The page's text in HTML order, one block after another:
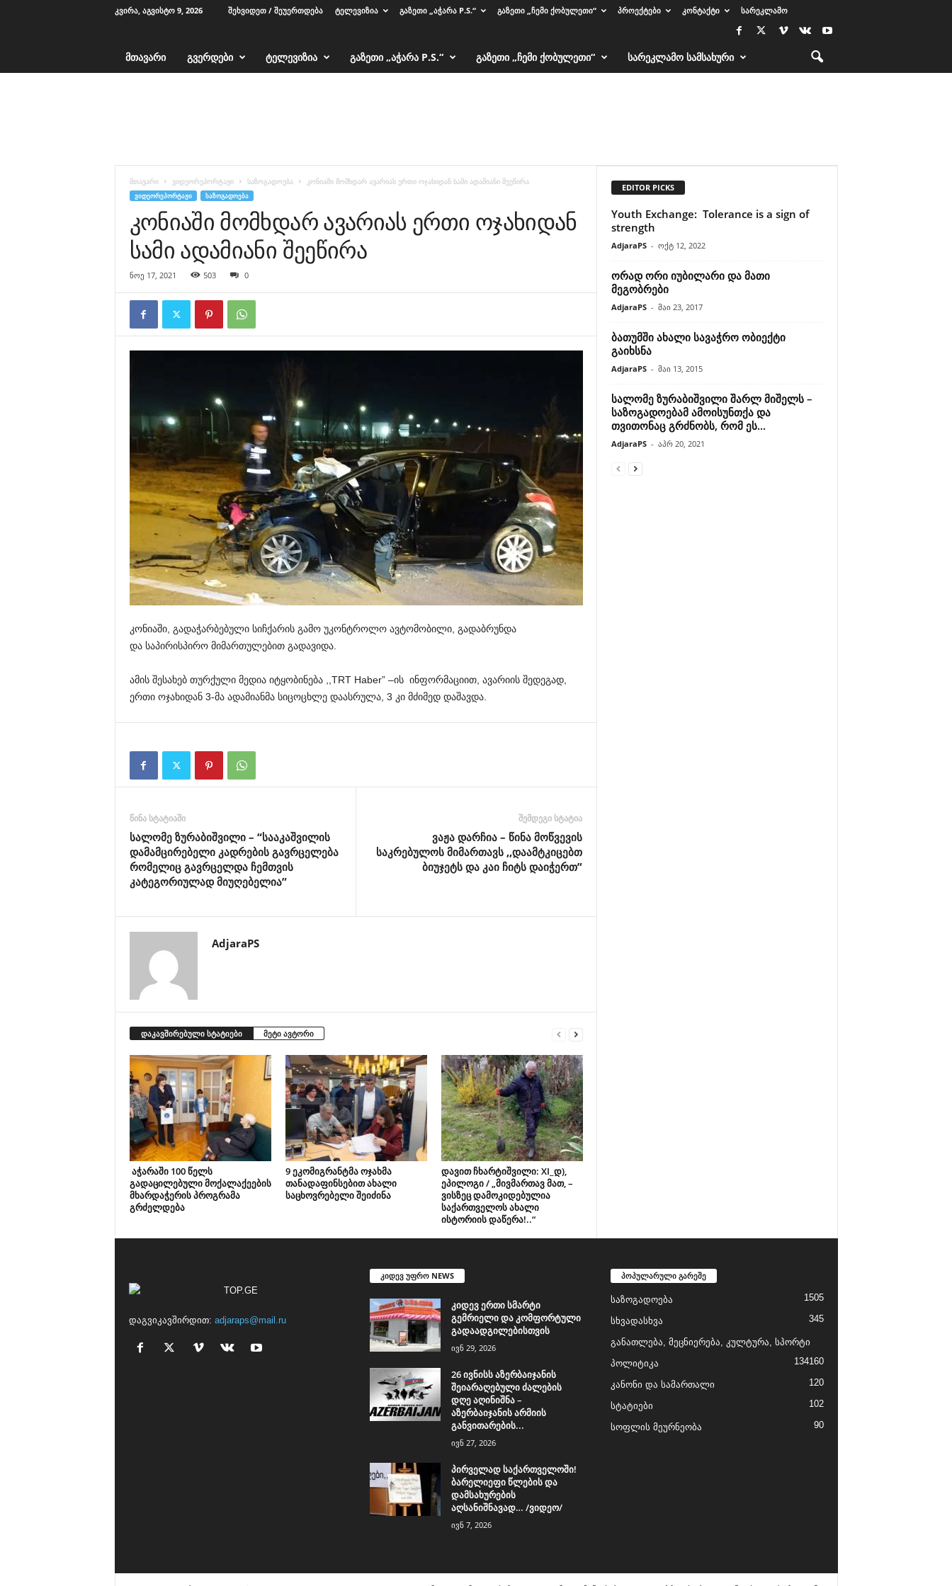
ᲙᲕᲘᲠᲐ, ᲐᲒᲕᲘᲡᲢᲝ 9, 2026 ᲨᲔᲮᲕᲘᲓᲔᲗ / ᲨᲔᲣᲔᲠᲗᲓᲔᲑᲐ ᲢᲔᲚᲔᲕᲘᲖᲘᲐ ᲒᲐᲖᲔᲗᲘ „ᲐᲭᲐᲠᲐ P.S.“ ᲒᲐᲖᲔᲗᲘ „ᲩᲔᲛᲘ ᲥᲝᲑᲣᲚᲔᲗᲘ“ ᲞᲠᲝᲔᲥᲢᲔᲑᲘ ᲙᲝᲜᲢᲐᲥᲢᲘ ᲡᲐᲠᲔᲙᲚᲐᲛᲝ
ᲛᲗᲐᲕᲐᲠᲘ ᲒᲕᲔᲠᲓᲔᲑᲘ ᲢᲔᲚᲔᲕᲘᲖᲘᲐ ᲒᲐᲖᲔᲗᲘ „ᲐᲭᲐᲠᲐ P.S.“ ᲒᲐᲖᲔᲗᲘ „ᲩᲔᲛᲘ ᲥᲝᲑᲣᲚᲔᲗᲘ“ ᲡᲐᲠᲔᲙᲚᲐᲛᲝ ᲡᲐᲛᲡᲐᲮᲣᲠᲘ
მთავარი ვიდეორეპორტაჟი საზოგადოება კონიაში მომხდარ ავარიას ერთი ოჯახიდან სამი ადამიანი შეეწირა
ᲕᲘᲓᲔᲝᲠᲔᲞᲝᲠᲢᲐᲟᲘ ᲡᲐᲖᲝᲒᲐᲓᲝᲔᲑᲐ
კონიაში მომხდარ ავარიას ერთი ოჯახიდან
სამი ადამიანი შეეწირა
ნოე 17, 2021 503 0
კონიაში, გადაჭარბებული სიჩქარის გამო უკონტროლო ავტომობილი, გადაბრუნდა
და საპირისპირო მიმართულებით გადავიდა.
ამის შესახებ თურქული მედია იტყობინება,,TRT Haber” –ის ინფორმაციით, ავარიის შედეგად,
ერთი ოჯახიდან3-მა ადამიანმა სიცოცხლე დაასრულა, 3 კი მძიმედ დაშავდა.
წინა სტატიაში
სალომე ზურაბიშვილი – “სააკაშვილის
დამამცირებელი კადრების გავრცელება
რომელიც გავრცელდა ჩემთვის
კატეგორიულად მიუღებელია”
შემდეგი სტატია
ვაჟა დარჩია – წინა მოწვევის
საკრებულოს მიმართავს ,,დაამტკიცებთ
ბიუჯეტს და კაი ჩიტს დაიჭერთ”
AdjaraPS
დაკავშირებული სტატიები მეტი ავტორი
აჭარაში 100 წელს
გადაცილებული მოქალაქეების
მხარდაჭერის პროგრამა
გრძელდება
9 ეკომიგრანტმა ოჯახმა
თანადაფინსებით ახალი
საცხოვრებელი შეიძინა
დავით ჩხარტიშვილი: XI_დ),
ეპილოგი / „მივმართავ მათ, –
ვისზეც დამოკიდებულია
საქართველოს ახალი
ისტორიის დაწერა!..“
EDITOR PICKS
Youth Exchange: Tolerance is a sign of
strength
AdjaraPS - ოქტ 12, 2022
ორად ორი იუბილარი და მათი
მეგობრები
AdjaraPS - მაი 23, 2017
ბათუმში ახალი სავაჭრო ობიექტი
გაიხსნა
AdjaraPS - მაი 13, 2015
სალომე ზურაბიშვილი შარლ მიშელს –
საზოგადოებამ ამოისუნთქა და
თვითონაც გრძნობს, რომ ეს...
AdjaraPS - აპრ 20, 2021
დაგვიკავშირდით: adjaraps@mail.ru
კიდევ უფრო NEWS
კიდევ ერთი სმარტი
გემრიელი და კომფორტული
გადაადგილებისთვის
ივნ 29, 2026
26 ივნისს აზერბაიჯანის
შეიარაღებული ძალების
დღე აღინიშნა –
აზერბაიჯანის არმიის
განვითარების...
ივნ 27, 2026
პირველად საქართველოში!
ბარელიეფი წლების და
დამსახურების
აღსანიშნავად… /ვიდეო/
ივნ 7, 2026
პოპულარული გარეშე
საზოგადოება 1505
სხვადასხვა 345
განათლება, მეცნიერება, კულტურა, სპორტი
160
პოლიტიკა 134
კანონი და სამართალი 120
სტატიები 102
სოფლის მეურნეობა 90